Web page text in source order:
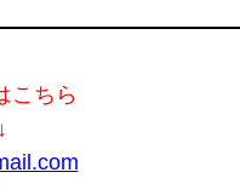
こちら